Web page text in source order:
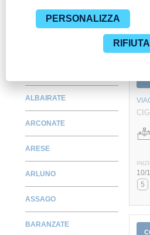
ALBAIRATE
ARCONATE
ARESE
ARLUNO
ASSAGO
BARANZATE
10/
5